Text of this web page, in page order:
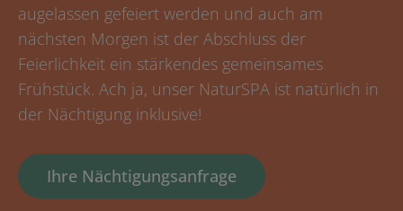
augelassen gefeiert werden und auch am
nächsten Morgen ist der Abschluss der
Feierlichkeit ein stärkendes gemeinsames
Frühstück. Ach ja, unser NaturSPA ist natürlich in
der Nächtigung inklusive!
Ihre Nächtigungsanfrage